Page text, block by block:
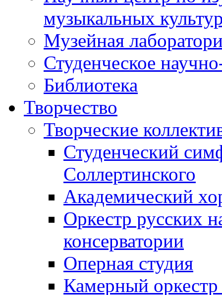
музыкальных
Музейная
Студенческое
Библиотека
Творчество
Творческие
Студенческий
Соллертинского
Академический
Оркестр русских
консерватории
Оперная студия
Камерный оркестр